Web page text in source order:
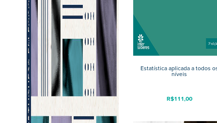
Estatística aplicada a todos
níveis
R$111,00